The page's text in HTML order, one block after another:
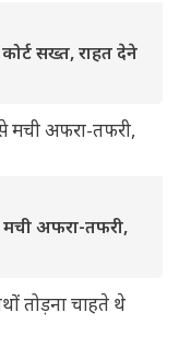
सख्त, राहत देने
मची अफरा-तफरी,